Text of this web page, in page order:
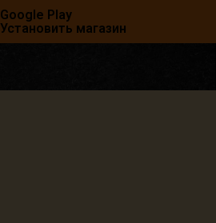
Google Play
Установить магазин